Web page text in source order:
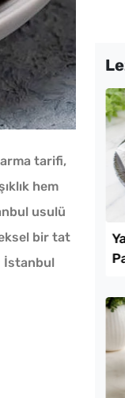
tarifi,
hem
usulü
bir tat
İstanbul